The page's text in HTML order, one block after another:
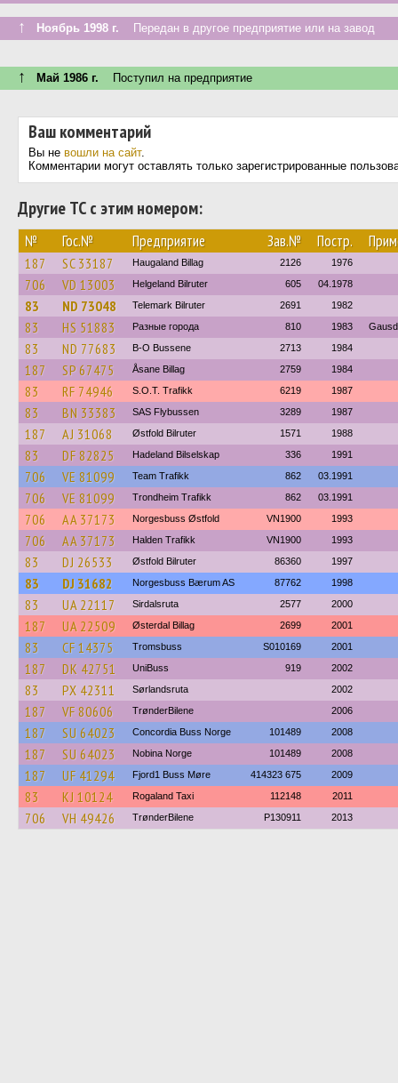
↑ Ноябрь 1998 г. Передан в другое предприятие или на завод
↑ Май 1986 г. Поступил на предприятие
Ваш комментарий
Вы не вошли на сайт.
Комментарии могут оставлять только зарегистрированные
Другие ТС с этим номером:
№ Гос.№ Предприятие Зав.№ Постр.
187 SC 33187 Haugaland Billag 2126 1976
706 VD 13003 Helgeland Bilruter 605 04.1978
83 ND 73048 Telemark Bilruter 2691 1982
83 HS 51883 Разные города 810 1983
83 ND 77683 B-O Bussene 2713 1984
187 SP 67475 Åsane Billag 2759 1984
83 RF 74946 S.O.T. Trafikk 6219 1987
83 BN 33383 SAS Flybussen 3289 1987
187 AJ 31068 Østfold Bilruter 1571 1988
83 DF 82825 Hadeland Bilselskap 336 1991
706 VE 81099 Team Trafikk 862 03.1991
706 VE 81099 Trondheim Trafikk 862 03.1991
706 AA 37173 Norgesbuss Østfold VN1900 1993
706 AA 37173 Halden Trafikk VN1900 1993
83 DJ 26533 Østfold Bilruter 86360 1997
83 DJ 31682 Norgesbuss Bærum AS 87762 1998
83 UA 22117 Sirdalsruta 2577 2000
187 UA 22509 Østerdal Billag 2699 2001
83 CF 14375 Tromsbuss S010169 2001
187 DK 42751 UniBuss 919 2002
83 PX 42311 Sørlandsruta 2002
187 VF 80606 TrønderBilene 2006
187 SU 64023 Concordia Buss Norge 101489 2008
187 SU 64023 Nobina Norge 101489 2008
187 UF 41294 Fjord1 Buss Møre 414323 675 2009
83 KJ 10124 Rogaland Taxi 112148 2011
706 VH 49426 TrønderBilene P130911 2013